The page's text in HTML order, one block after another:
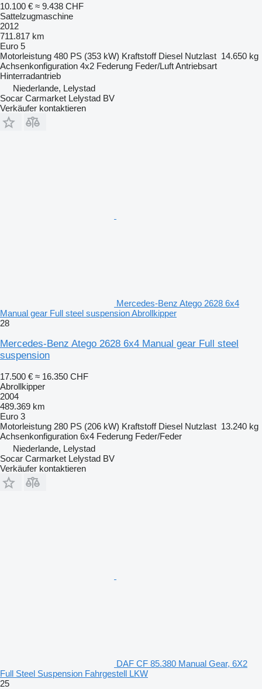
10.100 € ≈ 9.438 CHF
Sattelzugmaschine
2012
711.817 km
Euro 5
Motorleistung 480 PS (353 kW) Kraftstoff Diesel Nutzlast 14.650 kg
Achsenkonfiguration 4x2 Federung Feder/LuftAntriebsart
Hinterradantrieb
Niederlande, Lelystad
Socar Carmarket Lelystad BV
Verkäufer kontaktieren
Mercedes-Benz Atego 2628 6x4
Manual gear Full steel suspension Abrollkipper
28
Mercedes-Benz Atego 2628 6x4 Manual gear Full steel
suspension
17.500 € ≈ 16.350 CHF
Abrollkipper
2004
489.369 km
Euro 3
Motorleistung 280 PS (206 kW) Kraftstoff Diesel Nutzlast 13.240 kg
Achsenkonfiguration 6x4 Federung Feder/Feder
Niederlande, Lelystad
Socar Carmarket Lelystad BV
Verkäufer kontaktieren
DAF CF 85.380 Manual Gear, 6X2
Full Steel Suspension Fahrgestell LKW
25